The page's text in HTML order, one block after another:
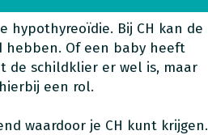
hypothyreoïdie. Bij CH kan de
hebben. Of een baby heeft
de schildklier er wel is, maar
een rol.
waardoor je CH kunt krijgen.